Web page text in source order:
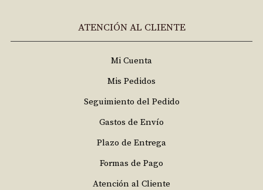
ATENCIÓN AL CLIENTE
Mi Cuenta
Mis Pedidos
Seguimiento del Pedido
Gastos de Envío
Plazo de Entrega
Formas de Pago
Atención al Cliente